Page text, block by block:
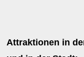
Attraktionen in